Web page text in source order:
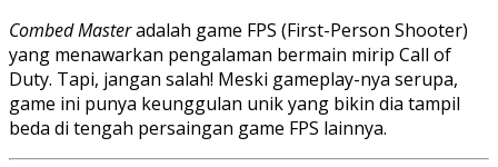
Combed Masteradalah game FPS (First-Person Shooter)
yang menawarkan pengalaman bermain mirip Call of
Duty. Tapi, jangan salah! Meski gameplay-nya serupa,
game ini punya keunggulan unik yang bikin dia tampil
beda di tengah persaingan game FPS lainnya.